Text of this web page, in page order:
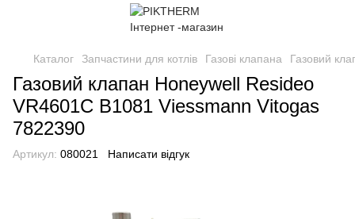
Каталог Запчастини для котлів Газові клапана Газовий
Газовий клапан Honeywell Resideo
VR4601C B1081 Viessmann Vitogas
7822390
Артикул: 080021 Написати відгук